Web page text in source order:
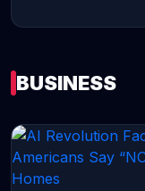
CONTINUE
BUSINESS